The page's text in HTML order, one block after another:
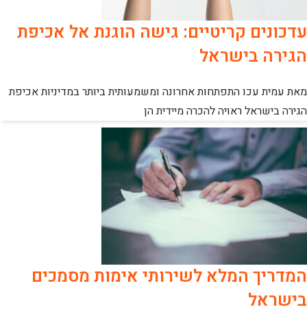
עדכונים קריטיים: גישה הוגנת אל אכיפת
הגירה בישראל
מאת עמית עכו התפתחות אחרונה ומשמעותית ביותר במדיניות אכיפת
הגירה בישראל ראויה להכרה מיידית הן
המדריך המלא לשירותי אימות מסמכים
בישראל